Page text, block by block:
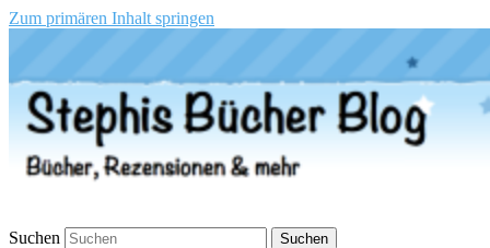
Zum primären Inhalt springen
Stephis Bücher Blog
Suchen